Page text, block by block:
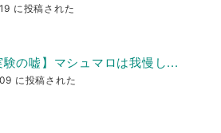
に投稿された
験の嘘】マシュマロは我慢し...
に投稿された